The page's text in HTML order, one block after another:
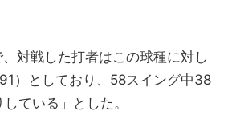
、対戦した打者はこの球種に対し
）としており、58スイング中38
ている」とした。